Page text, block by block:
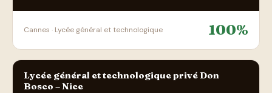
Cannes · Lycée général et technologique 100%
Lycée général et technologique privé Don
Bosco – Nice